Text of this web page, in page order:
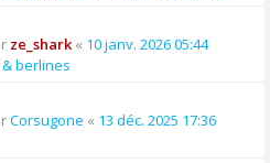
ze_shark« 10 janv. 2026 05:44
berlines
Corsugone « 13 déc. 2025 17:36